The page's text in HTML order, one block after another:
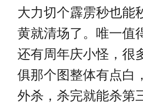
大力切个霹雳秒也能
黄就清场了。唯一值
还有周年庆小怪，很
俱那个图整体有点白
外杀，杀完就能杀第